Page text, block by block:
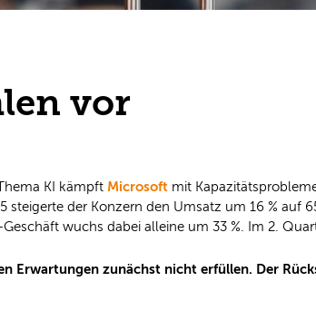
vor
KI kämpft Microsoft mit
der Konzern den Umsatz um 16 % auf
wuchs dabei alleine um 33 %. Im 2.
Erwartungen zunächst nicht erfüllen. Der